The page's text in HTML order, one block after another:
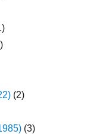
(2)
(3)